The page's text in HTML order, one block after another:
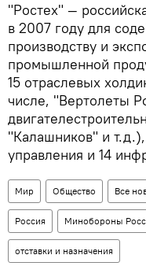
"Ростех" —
в 2007 году для
производству и
промышленной
15 отраслевых
числе, "Вертолеты
"Калашников" и
управления и 14
Мир Общество Все
Россия Минобороны
отставки и назначения